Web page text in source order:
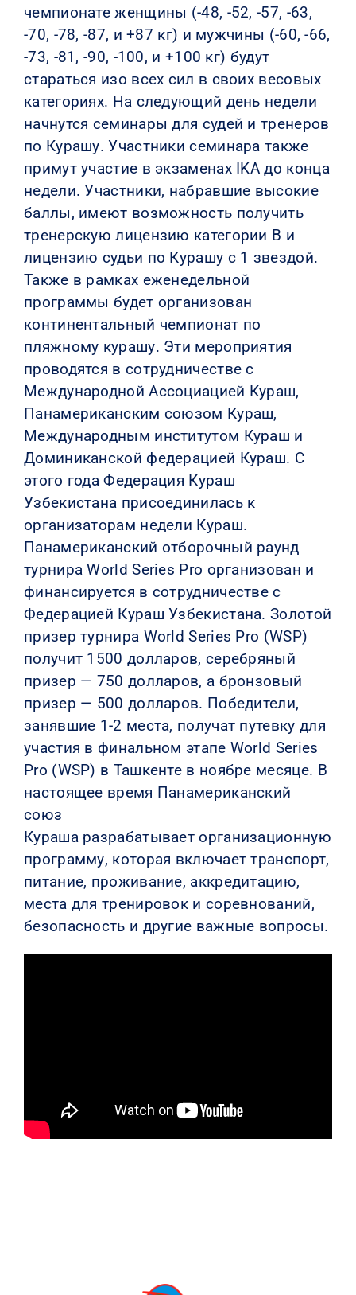
чемпионате женщины (-48, -52, -57, -63,
-70, -78, -87, и +87 кг) и мужчины (-60, -66,
-73, -81, -90, -100, и +100 кг) будут
стараться изо всех сил в своих весовых
категориях. На следующий день недели
начнутся семинары для судей и тренеров
по Курашу. Участники семинара также
примут участие в экзаменах IKA до конца
недели. Участники, набравшие высокие
баллы, имеют возможность получить
тренерскую лицензию категории В и
лицензию судьи по Курашу с 1 звездой.
Также в рамках еженедельной
программы будет организован
континентальный чемпионат по
пляжному курашу. Эти мероприятия
проводятся в сотрудничестве с
Международной Ассоциацией Кураш,
Панамериканским союзом Кураш,
Международным институтом Кураш и
Доминиканской федерацией Кураш. С
этого года Федерация Кураш
Узбекистана присоединилась к
организаторам недели Кураш.
Панамериканский отборочный раунд
турнира World Series Pro организован и
финансируется в сотрудничестве с
Федерацией Кураш Узбекистана. Золотой
призер турнира World Series Pro (WSP)
получит 1500 долларов, серебряный
призер — 750 долларов, а бронзовый
призер — 500 долларов. Победители,
занявшие 1-2 места, получат путевку для
участия в финальном этапе World Series
Pro (WSP) в Ташкенте в ноябре месяце. В
настоящее время Панамериканский
союз
Кураша разрабатывает организационную
программу, которая включает транспорт,
питание, проживание, аккредитацию,
места для тренировок и соревнований,
безопасность и другие важные вопросы.